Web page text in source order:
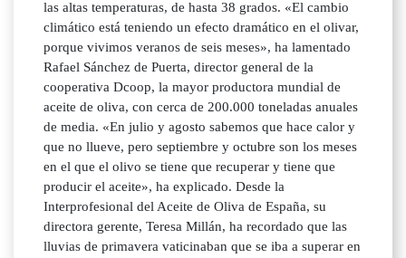
las altas temperaturas, de hasta 38 grados. «El cambio
climático está teniendo un efecto dramático en el olivar,
porque vivimos veranos de seis meses», ha lamentado
Rafael Sánchez de Puerta, director general de la
cooperativa Dcoop, la mayor productora mundial de
aceite de oliva, con cerca de 200.000 toneladas anuales
de media. «En julio y agosto sabemos que hace calor y
que no llueve, pero septiembre y octubre son los meses
en el que el olivo se tiene que recuperar y tiene que
producir el aceite», ha explicado. Desde la
Interprofesional del Aceite de Oliva de España, su
directora gerente, Teresa Millán, ha recordado que las
lluvias de primavera vaticinaban que se iba a superar en